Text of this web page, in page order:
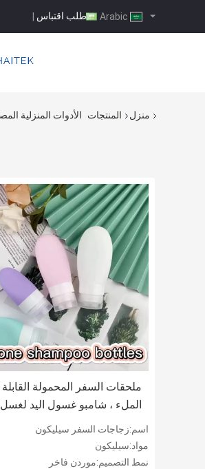
طلب اقتباس |
منزل المنتجات الأدوات المنزلية
ملحقات السفر المحمولة القابلة
الملء ، شامبو غسول اليد لغسل
، زجاجات أنبوبية من السيليكون
للضغط مع غطاء قلاب
اسم:زجاجات السفر سيليكون
مواد:سيليكون
نمط التصميم:موردن فاخر